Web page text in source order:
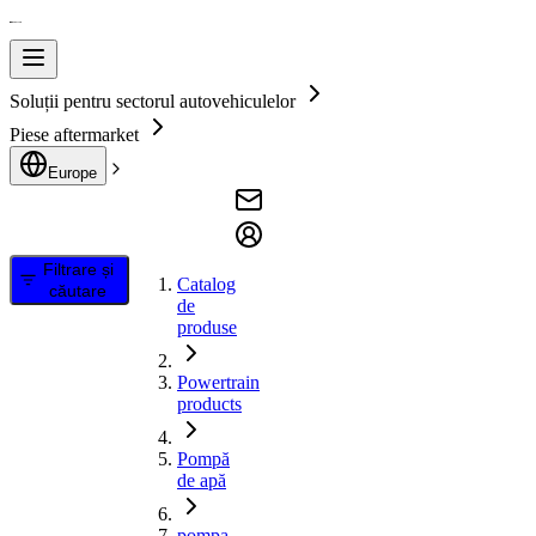
Soluții pentru sectorul autovehiculelor
Piese aftermarket
Europe
Filtrare și
căutare
Catalog
de
produse
Powertrain
products
Pompă
de apă